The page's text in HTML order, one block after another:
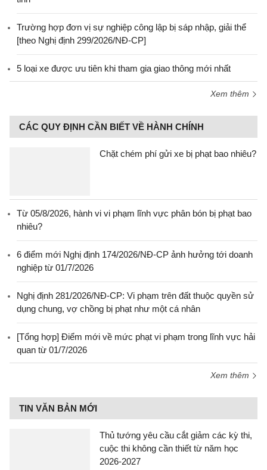
Trường hợp đơn vị sự nghiệp công lập bị sáp nhập, giải thể
[theo Nghị định 299/2026/NĐ-CP]
5 loại xe được ưu tiên khi tham gia giao thông mới nhất
Xem thêm
CÁC QUY ĐỊNH CẦN BIẾT VỀ HÀNH CHÍNH
Chặt chém phí gửi xe bị phạt bao nhiêu?
Từ 05/8/2026, hành vi vi phạm lĩnh vực phân bón bị phạt bao
nhiêu?
6 điểm mới Nghị định 174/2026/NĐ-CP ảnh hưởng tới doanh
nghiệp từ 01/7/2026
Nghị định 281/2026/NĐ-CP: Vi phạm trên đất thuộc quyền sử
dụng chung, vợ chồng bị phạt như một cá nhân
[Tổng hợp] Điểm mới về mức phạt vi phạm trong lĩnh vực hải
quan từ 01/7/2026
Xem thêm
TIN VĂN BẢN MỚI
Thủ tướng yêu cầu cắt giảm các kỳ thi,
cuộc thi không cần thiết từ năm học
2026-2027